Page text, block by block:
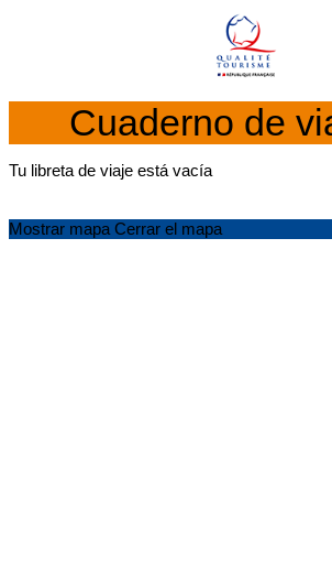
Cuaderno de
Tu libreta de viaje está vacía
Mostrar mapa Cerrar el mapa